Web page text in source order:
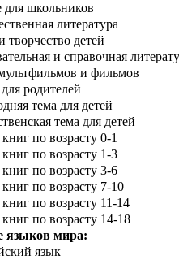
школьников
литература
детей
и справочная
и фильмов
родителей
тема для детей
тема для детей
по возрасту 0-1
по возрасту 1-3
по возрасту 3-6
по возрасту 7-10
по возрасту 11-14
по возрасту 14-18
языков мира:
язык